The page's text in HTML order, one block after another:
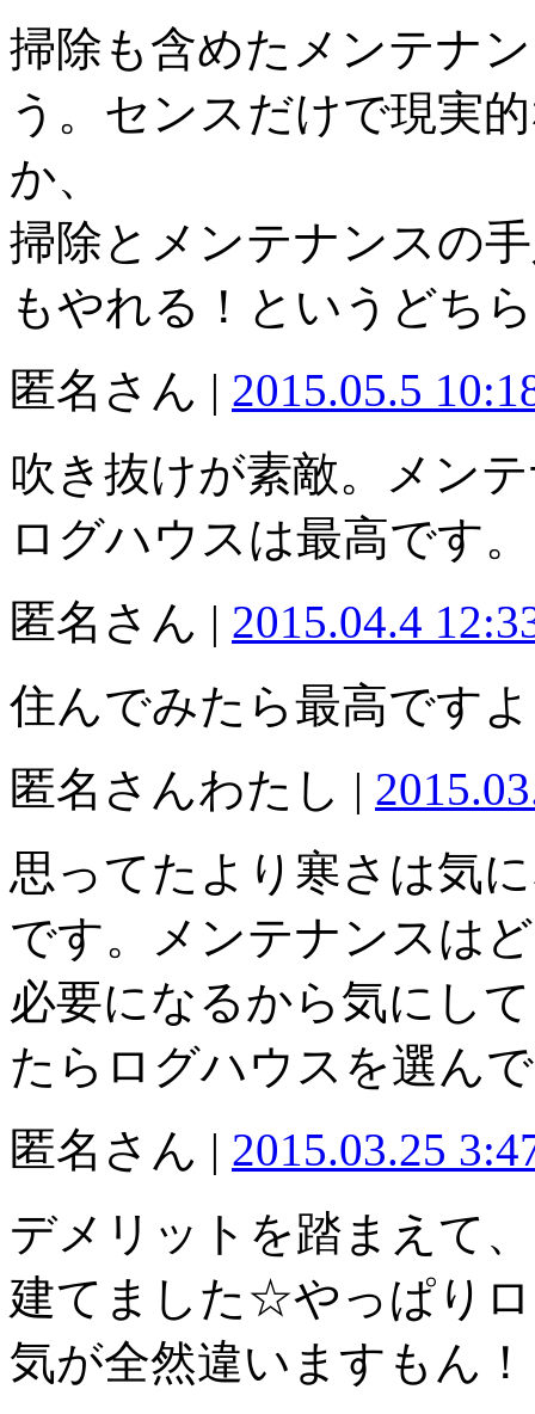
掃除も含めたメンテナ
う。センスだけで現実
か、
掃除とメンテナンスの
もやれる！というどち
匿名さん | 2015.05.5
吹き抜けが素敵。メン
ログハウスは最高です。
匿名さん | 2015.04.4
住んでみたら最高です
匿名さんわたし |
思ってたより寒さは気
です。メンテナンスは
必要になるから気にし
たらログハウスを選ん
匿名さん | 2015.03.25
デメリットを踏まえて
建てました☆やっぱり
気が全然違いますもん！